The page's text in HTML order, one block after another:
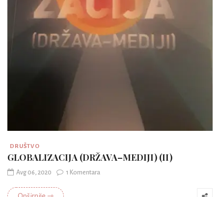
DRUŠTVO
GLOBALIZACIJA (DRŽAVA–MEDIJI) (II)
Avg 06, 2020 1 Komentara